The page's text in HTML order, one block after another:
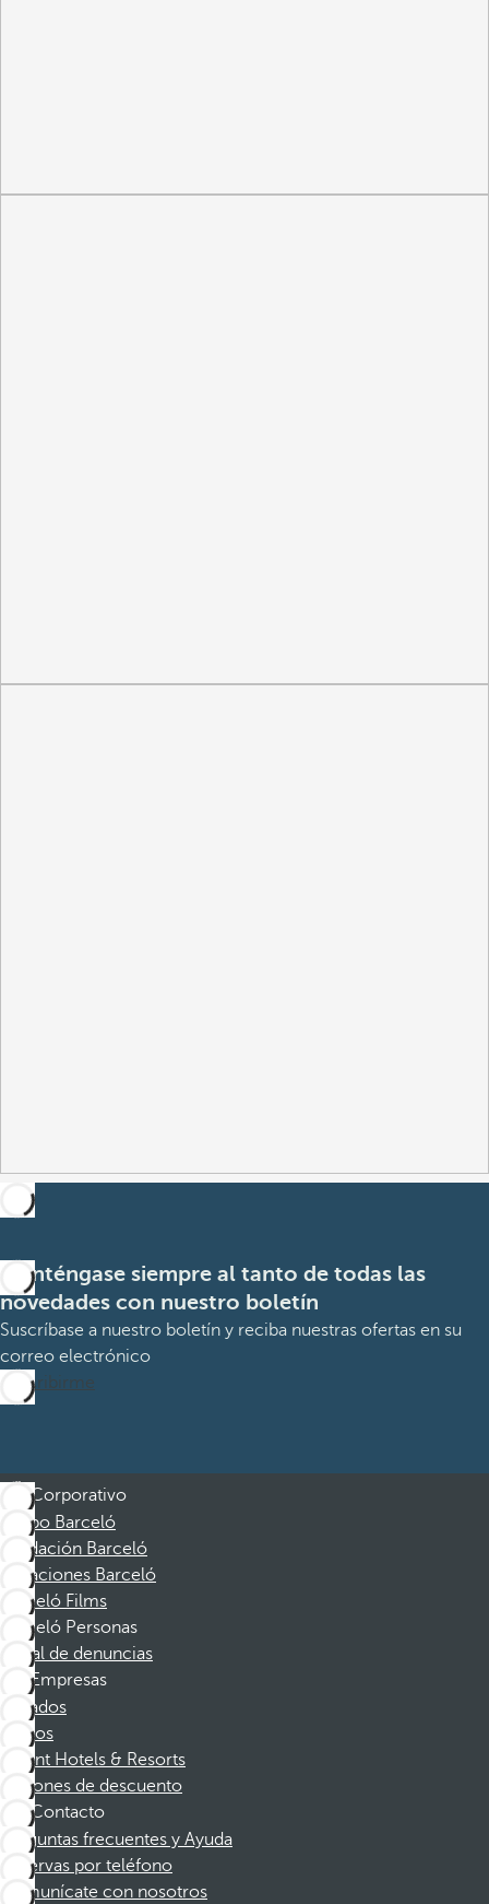
Manténgase siempre al tanto de todas las
novedades con nuestro boletín
Suscríbase a nuestro boletín y reciba nuestras ofertas en su
correo electrónico
Suscribirme
Corporativo
Grupo Barceló
Fundación Barceló
Vacaciones Barceló
Barceló Films
Barceló Personas
Canal de denuncias
Empresas
Afiliados
Socios
Dorint Hotels & Resorts
Cupones de descuento
Contacto
Preguntas frecuentes y Ayuda
Reservas por teléfono
Comunícate con nosotros